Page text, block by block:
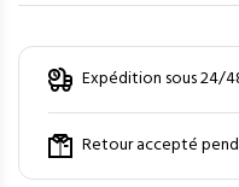
Expédition sous 24/
Retour accepté